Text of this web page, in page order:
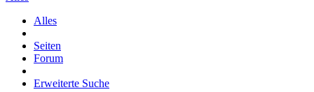
Alles
Seiten
Forum
Erweiterte Suche